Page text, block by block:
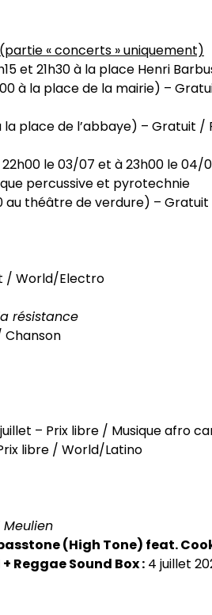
« concerts » uniquement)
et 21h30 à la place Henri
à la place de la mairie) –
la place de l’abbaye) – Gratuit /
le 03/07 et à 23h00 le 04/
percussive et pyrotechnie
au théâtre de verdure) –
/ World/Electro
résistance
Chanson
– Prix libre / Musique afro
libre / World/Latino
Meulien
(High Tone) feat.
Reggae Sound Box : 4 juillet